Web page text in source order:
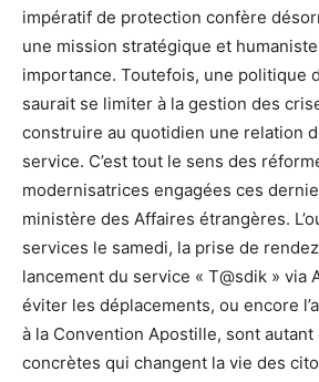
impératif de protection confère
une mission stratégique et
importance. Toutefois, une politique
saurait se limiter à la gestion des
construire au quotidien une relation
service. C’est tout le sens des
modernisatrices engagées ces
ministère des Affaires étrangères.
services le samedi, la prise de
lancement du service « T@sdik » via
éviter les déplacements, ou encore
à la Convention Apostille, sont autant
concrètes qui changent la vie des